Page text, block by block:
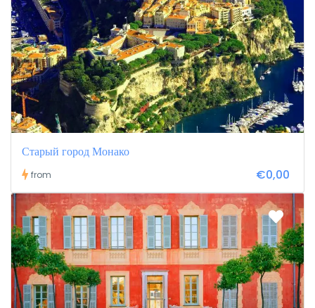
Старый город Монако
from €0,00